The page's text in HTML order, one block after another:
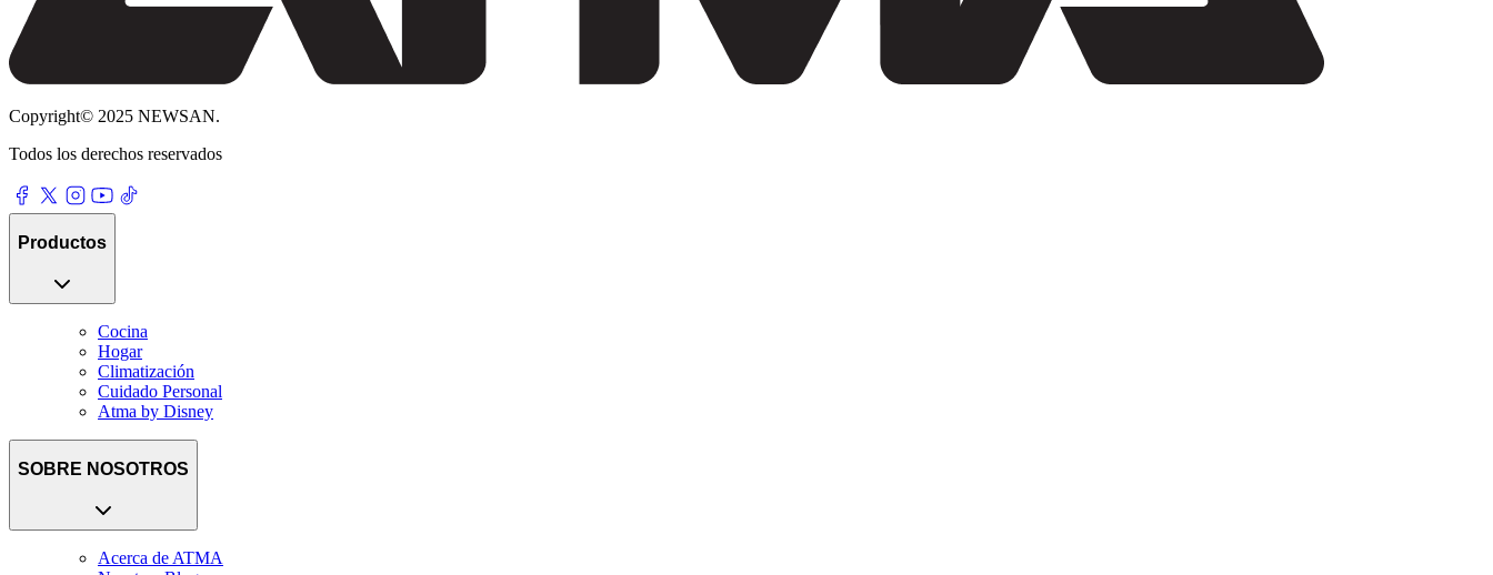
Copyright© 2025 NEWSAN.
Todos los derechos reservados
Productos
Cocina
Hogar
Climatización
Cuidado Personal
Atma by Disney
SOBRE NOSOTROS
Acerca de ATMA